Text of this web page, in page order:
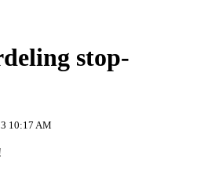
stop-
10:17 AM